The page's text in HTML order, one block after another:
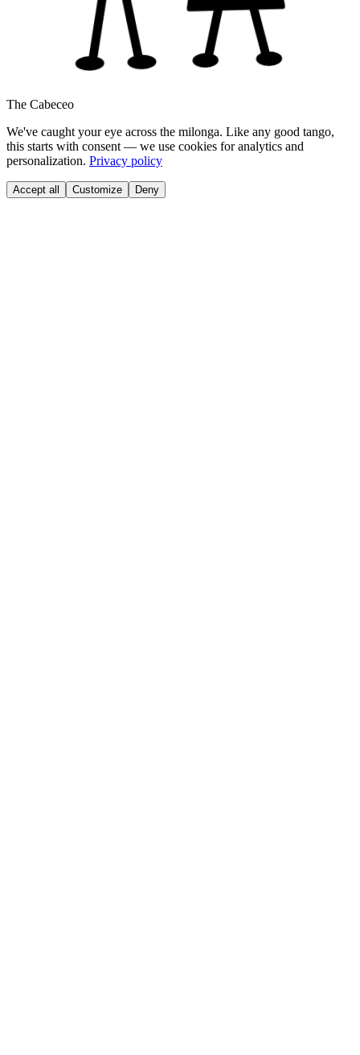
The Cabeceo
We've caught your eye across the milonga. Like any good tango,
this starts with consent — we use cookies for analytics and
personalization. Privacy policy
Accept all Customize Deny